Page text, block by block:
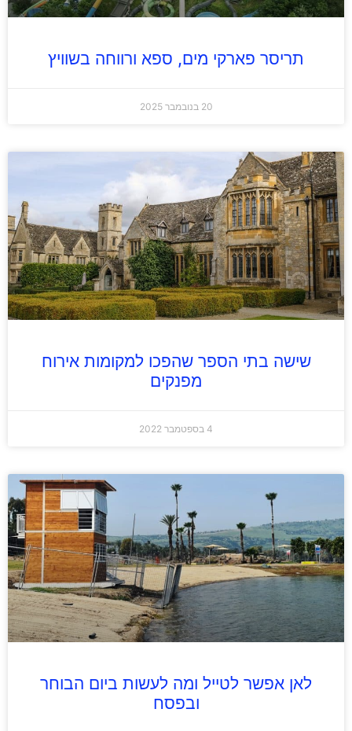
תריסר פארקי מים, ספא ורווחה בשוויץ
20 בנובמבר 2025
שישה בתי הספר שהפכו למקומות אירוח
מפנקים
4 בספטמבר 2022
לאן אפשר לטייל ומה לעשות ביום הבוחר
ובפסח